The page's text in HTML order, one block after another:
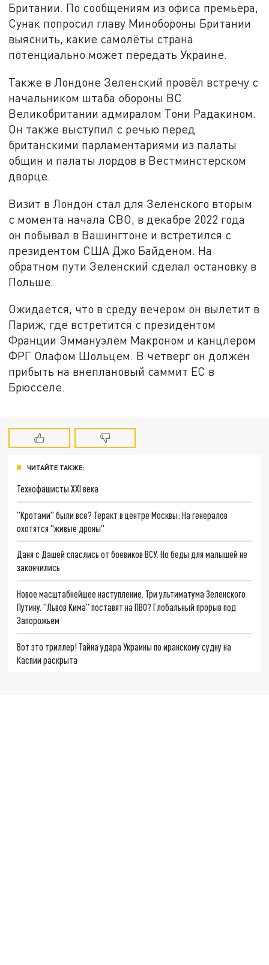
Британии. По сообщениям из офиса премьера,
Сунак попросил главу Минобороны Британии
выяснить, какие самолёты страна
потенциально может передать Украине.
Также в Лондоне Зеленский провёл встречу с
начальником штаба обороны ВС
Великобритании адмиралом Тони Радакином.
Он также выступил с речью перед
британскими парламентариями из палаты
общин и палаты лордов в Вестминстерском
дворце.
Визит в Лондон стал для Зеленского вторым
с момента начала СВО, в декабре 2022 года
он побывал в Вашингтоне и встретился с
президентом США Джо Байденом. На
обратном пути Зеленский сделал остановку в
Польше.
Ожидается, что в среду вечером он вылетит в
Париж, где встретится с президентом
Франции Эммануэлем Макроном и канцлером
ФРГ Олафом Шольцем. В четверг он должен
прибыть на внеплановый саммит ЕС в
Брюсселе.
ЧИТАЙТЕ ТАКЖЕ:
Технофашисты XXI века
"Кротами" были все? Теракт в центре Москвы: На генералов
охотятся "живые дроны"
Даня с Дашей спаслись от боевиков ВСУ. Но беды для малышей не
закончились
Новое масштабнейшее наступление. Три ультиматума Зеленского
Путину. "Львов Кима" поставят на ПВО? Глобальный прорыв под
Запорожьем
Вот это триллер! Тайна удара Украины по иранскому судну на
Каспии раскрыта